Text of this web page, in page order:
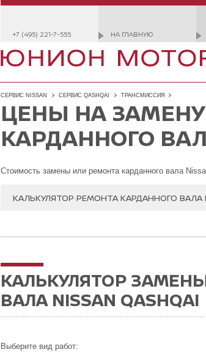
+7 (495) 221-7-555 НА ГЛАВНУЮ
СЕРВИС NISSAN СЕРВИС QASHQAI ТРАНСМИССИЯ
ЦЕНЫ НА
КАРДАННОГО
Стоимость замены или ремонта карданного вала
КАЛЬКУЛЯТОР РЕМОНТА КАРДАННОГО ВАЛА
КАЛЬКУЛЯТОР
ВАЛА NISSAN QASHQAI
Выберите вид работ: